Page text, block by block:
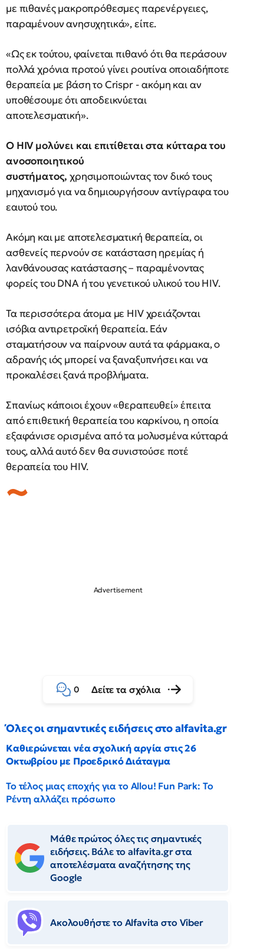
με πιθανές μακροπρόθεσμες παρενέργειες,
παραμένουν ανησυχητικά», είπε.
«Ως εκ τούτου, φαίνεται πιθανό ότι θα περάσουν
πολλά χρόνια προτού γίνει ρουτίνα οποιαδήποτε
θεραπεία με βάση το Crispr - ακόμη και αν
υποθέσουμε ότι αποδεικνύεται
αποτελεσματική».
Ο HIV μολύνει και επιτίθεται στα κύτταρα του
ανοσοποιητικού
συστήματος,χρησιμοποιώντας τον δικό τους
μηχανισμό για να δημιουργήσουν αντίγραφα του
εαυτού του.
Ακόμη και με αποτελεσματική θεραπεία, οι
ασθενείς περνούν σε κατάσταση ηρεμίας ή
λανθάνουσας κατάστασης – παραμένοντας
φορείς του DNA ή του γενετικού υλικού του HIV.
Τα περισσότερα άτομα με HIV χρειάζονται
ισόβια αντιρετροϊκή θεραπεία. Εάν
σταματήσουν να παίρνουν αυτά τα φάρμακα, ο
αδρανής ιός μπορεί να ξαναξυπνήσει και να
προκαλέσει ξανά προβλήματα.
Σπανίως κάποιοι έχουν «θεραπευθεί» έπειτα
από επιθετική θεραπεία του καρκίνου, η οποία
εξαφάνισε ορισμένα από τα μολυσμένα κύτταρά
τους, αλλά αυτό δεν θα συνιστούσε ποτέ
θεραπεία του HIV.
0 Δείτε τα σχόλια
Όλες οι σημαντικές ειδήσεις στο alfavita.gr
Καθιερώνεται νέα σχολική αργία στις 26
Οκτωβρίου με Προεδρικό Διάταγμα
Το τέλος μιας εποχής για το Allou! Fun Park: Το
Ρέντη αλλάζει πρόσωπο
Μάθε πρώτος όλες τις σημαντικές
ειδήσεις. Βάλε το alfavita.gr στα
αποτελέσματα αναζήτησης της
Google
Ακολουθήστε το Αlfavita στο Viber